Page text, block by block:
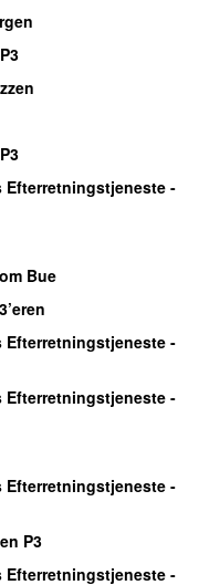
Efterretningstjeneste -
Bue
Efterretningstjeneste -
Efterretningstjeneste -
Efterretningstjeneste -
P3
Efterretningstjeneste -